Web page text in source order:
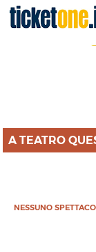
A TEATRO
NESSUNO